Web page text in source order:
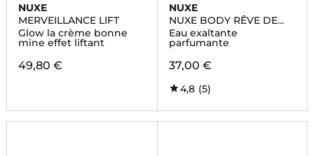
NUXE
MERVEILLANCE LIFT
Glow la crème bonne
mine effet liftant
49,80 €
NUXE
NUXE BODY RÊVE DE
THÉ®
Eau exaltante
parfumante
37,00 €
4,8 (5)